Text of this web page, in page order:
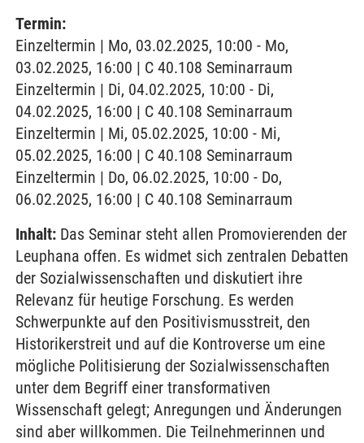
Termin:
Einzeltermin | Mo, 03.02.2025, 10:00 - Mo,
03.02.2025, 16:00 | C 40.108 Seminarraum
Einzeltermin | Di, 04.02.2025, 10:00 - Di,
04.02.2025, 16:00 | C 40.108 Seminarraum
Einzeltermin | Mi, 05.02.2025, 10:00 - Mi,
05.02.2025, 16:00 | C 40.108 Seminarraum
Einzeltermin | Do, 06.02.2025, 10:00 - Do,
06.02.2025, 16:00 | C 40.108 Seminarraum
Inhalt: Das Seminar steht allen Promovierenden der
Leuphana offen. Es widmet sich zentralen Debatten
der Sozialwissenschaften und diskutiert ihre
Relevanz für heutige Forschung. Es werden
Schwerpunkte auf den Positivismusstreit, den
Historikerstreit und auf die Kontroverse um eine
mögliche Politisierung der Sozialwissenschaften
unter dem Begriff einer transformativen
Wissenschaft gelegt; Anregungen und Änderungen
sind aber willkommen. Die Teilnehmerinnen und